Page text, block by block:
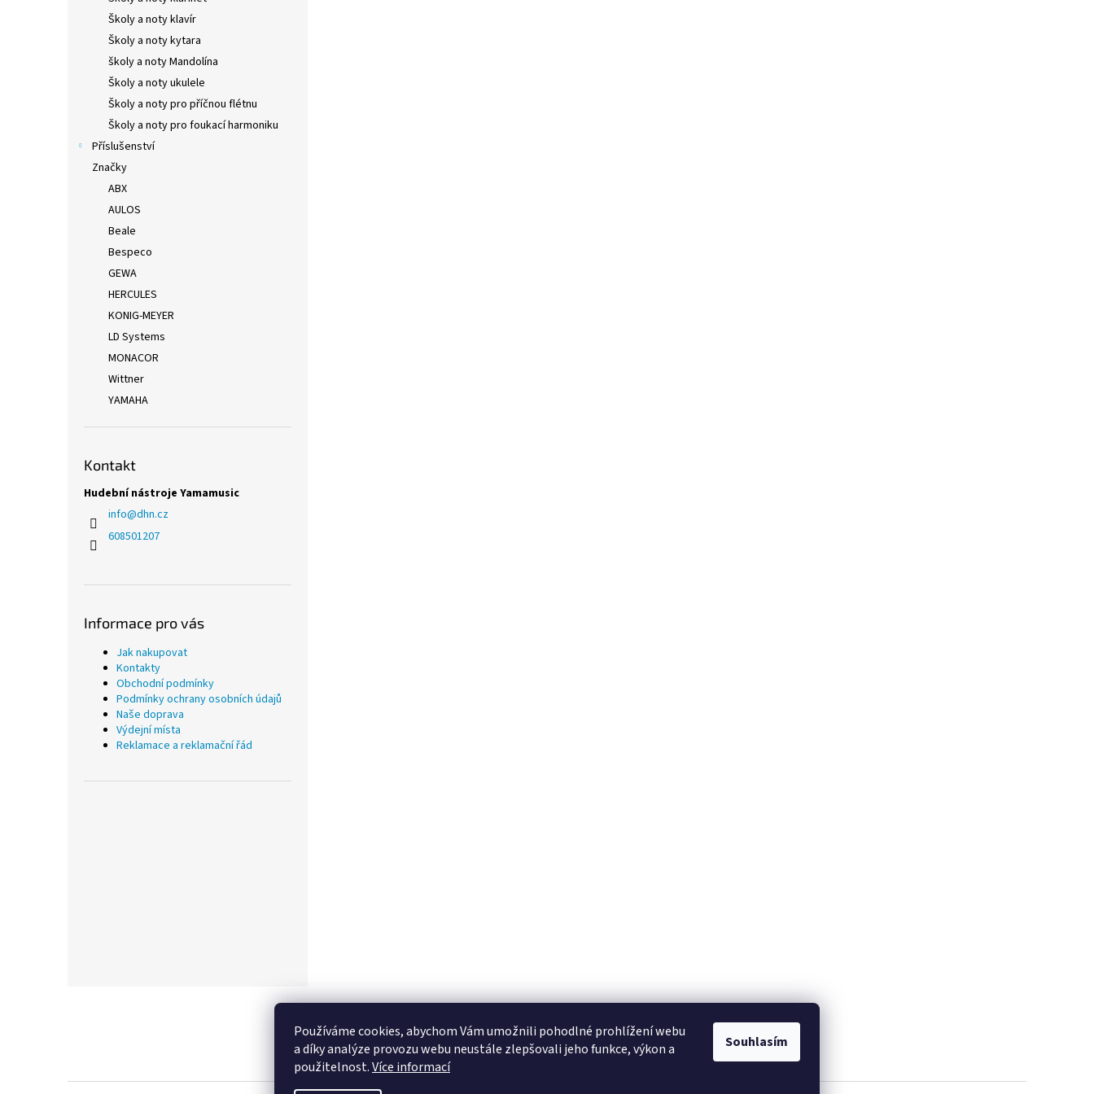
Používáme cookies, abychom Vám umožnili pohodlné prohlížení webu
a díky analýze provozu webu neustále zlepšovali jeho funkce, výkon a
použitelnost.Více informací
Souhlasím
Školy a noty klavír
Školy a noty kytara
školy a noty Mandolína
Školy a noty ukulele
Školy a noty pro příčnou flétnu
Školy a noty pro foukací harmoniku
Příslušenství
Značky
ABX
AULOS
Beale
Bespeco
GEWA
HERCULES
KONIG-MEYER
LD Systems
MONACOR
Wittner
YAMAHA
Kontakt
Hudební nástroje Yamamusic
info@dhn.cz
608501207
Informace pro vás
Jak nakupovat
Kontakty
Obchodní podmínky
Podmínky ochrany osobních údajů
Naše doprava
Výdejní místa
Reklamace a reklamační řád